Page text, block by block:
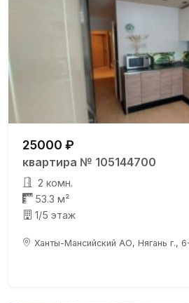
25000 ₽
квартира № 105144700
2 комн.
53.3 м²
1/5 этаж
Ханты-Мансийский АО, Нягань г.,